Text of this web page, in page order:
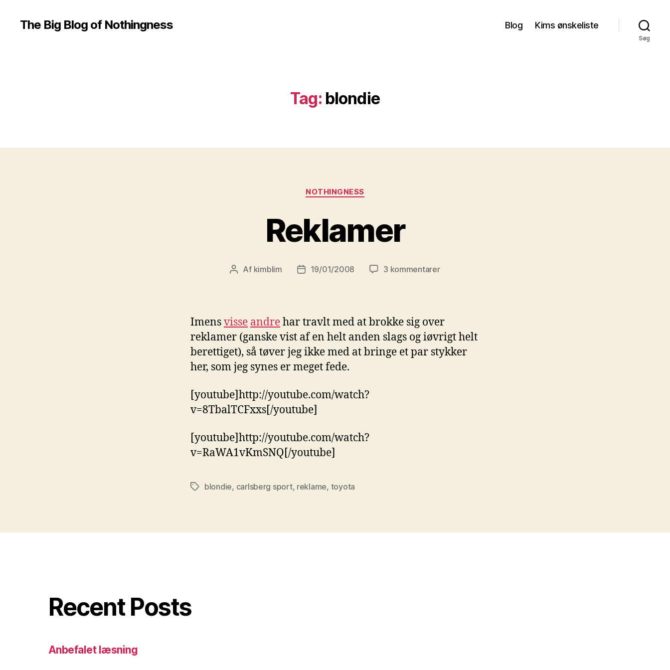
The Big Blog of Nothingness Blog Kims ønskeliste
Søg
Tag: blondie
Kategorier
NOTHINGNESS
Reklamer
Indlægsforfatter
Af kimblim Indlægsdato
19/01/2008 3 kommentarertil
Imensvisse andrehar travlt med at brokke sig over
reklamer (ganske vist af en helt anden slags og iøvrigt helt
berettiget), så tøver jeg ikke med at bringe et par stykker
her, som jeg synes er meget fede.
[youtube]http://youtube.com/watch?
v=8TbalTCFxxs[/youtube]
[youtube]http://youtube.com/watch?
v=RaWA1vKmSNQ[/youtube]
Tagsblondie, carlsberg sport, reklame, toyota
Recent Posts
Anbefalet læsning